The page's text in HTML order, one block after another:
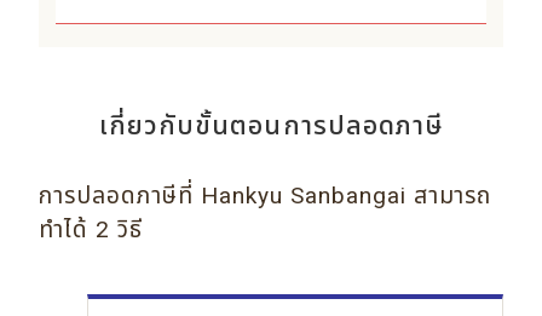
เกี่ยวกับขั้นตอนการปลอดภาษี
การปลอดภาษีที่ Hankyu Sanbangai สามารถ
ทำได้ 2 วิธี